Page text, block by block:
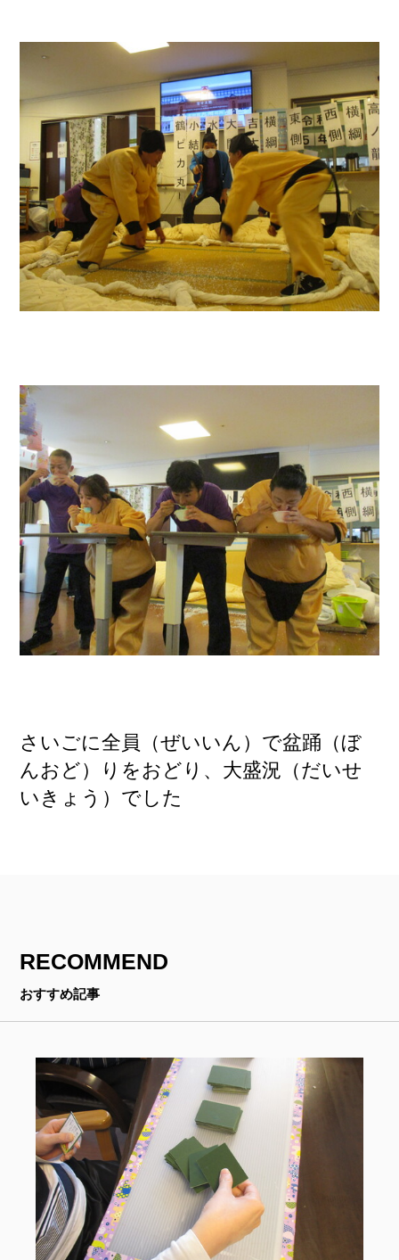
さいごに全員（ぜいいん）で盆踊（ぼ
んおど）りをおどり、大盛況（だいせ
いきょう）でした
RECOMMEND
おすすめ記事